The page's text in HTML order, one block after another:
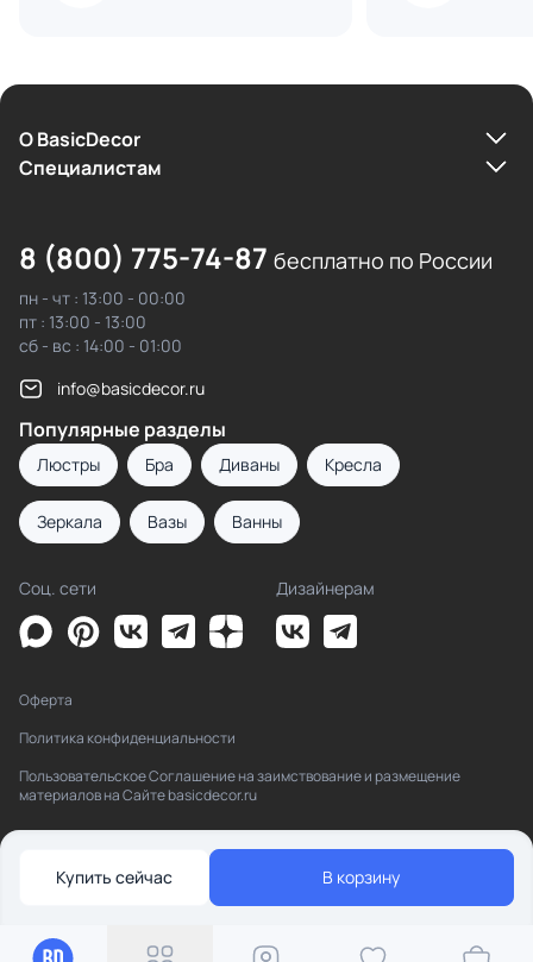
Купить сейчас В корзину
О BasicDecor
Cпециалистам
8 (800) 775-74-87 бесплатно по России
пн - чт : 13:00 - 00:00
пт : 13:00 - 13:00
сб - вс : 14:00 - 01:00
info@basicdecor.ru
Популярные разделы
Люстры Бра Диваны Кресла
Зеркала Вазы Ванны
Соц. сети Дизайнерам
Оферта
Политика конфиденциальности
Пользовательское Соглашение на заимствование и размещение
материалов на Сайте basicdecor.ru